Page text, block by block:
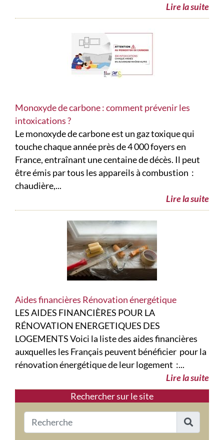
Rechercher sur le site
Lire la suite
Monoxyde de carbone : comment prévenir les
intoxications ?
Le monoxyde de carbone est un gaz toxique qui
touche chaque année près de 4 000 foyers en
France, entraînant une centaine de décès. Il peut
être émis par tous les appareils à combustion :
chaudière,...
Lire la suite
Aides financières Rénovation énergétique
LES AIDES FINANCIÈRES POUR LA
RÉNOVATION ENERGETIQUES DES
LOGEMENTS Voici la liste des aides financières
auxquelles les Français peuvent bénéficier pour la
rénovation énergétique de leur logement :...
Lire la suite